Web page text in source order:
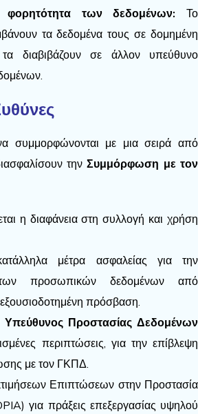
των δεδομένων: Το
τα δεδομένα τους σε δομημένη
διαβιβάζουν σε άλλον υπεύθυνο
συμμορφώνονται με μια σειρά από
τηνΣυμμόρφωση με τον
η διαφάνεια στη συλλογή και χρήση
μέτρα ασφαλείας για την
προσωπικών δεδομένων από
πρόσβαση.
Υπεύθυνος Προστασίας Δεδομένων
περιπτώσεις, για την επίβλεψη
με τον ΓΚΠΔ.
Επιπτώσεων στην Προστασία
για πράξεις επεξεργασίας υψηλού